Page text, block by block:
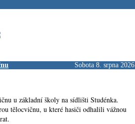
Sobota 8. srpna 2026
u základní školy na sídlišti Studénka.
tělocvičnu, u které hasiči odhalili vážnou